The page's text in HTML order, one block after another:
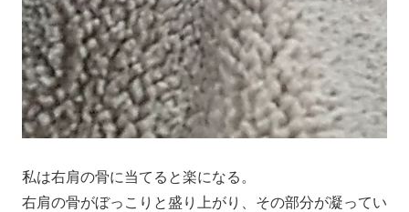
私は右肩の骨に当てると楽になる。
右肩の骨がぼっこりと盛り上がり、その部分が凝ってい